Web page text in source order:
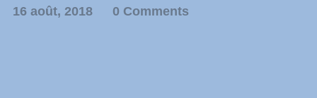
16 août, 2018 0 Comments